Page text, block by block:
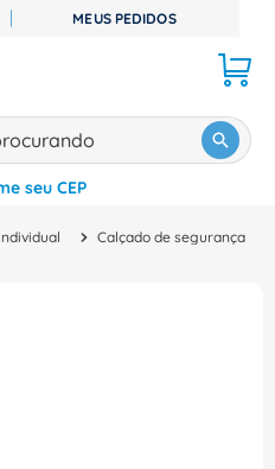
MEUS PEDIDOS
seu CEP
Calçado de segurança